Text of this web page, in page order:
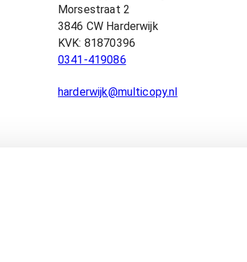
Morsestraat 2
3846 CW Harderwijk
KVK: 81870396
0341-419086
harderwijk@multicopy.nl